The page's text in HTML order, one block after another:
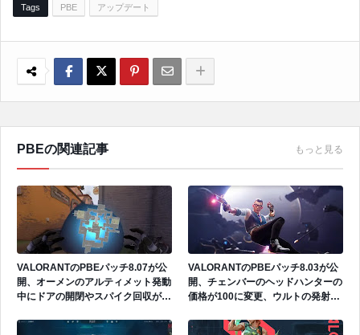
Tags PBE アップデート
PBEの関連記事 もっと見る
VALORANTのPBEパッチ8.07が公
開、オーメンのアルティメット発動
中にドアの開閉やスパイク回収が可
VALORANTのPBEパッチ8.03が公
開、チェンバーのヘッドハンターの
価格が100に変更、ウルトの発射速